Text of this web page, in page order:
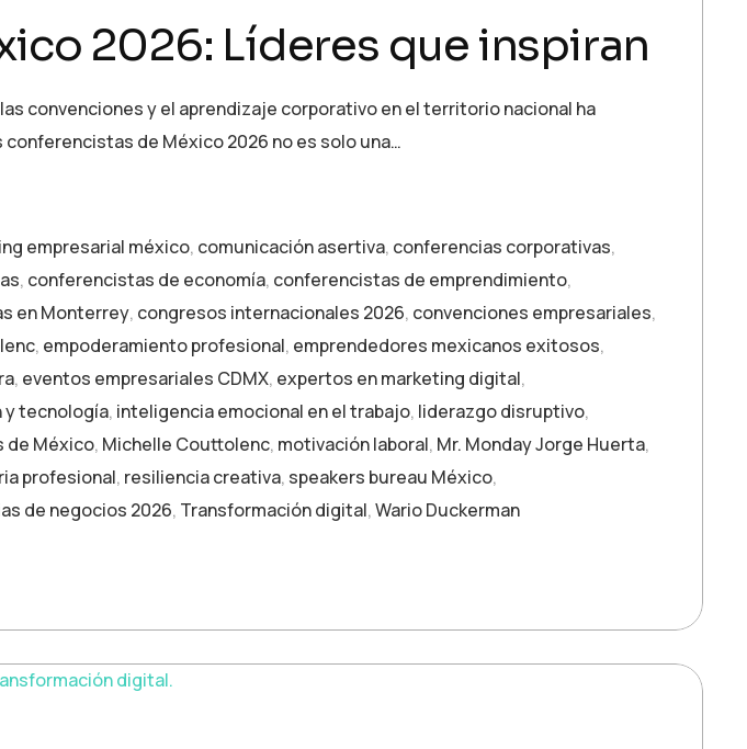
2026: Líderes que inspiran
convenciones y el aprendizaje corporativo en el territorio nacional ha
de México 2026 no es solo una…
empresarial méxico, comunicación asertiva, conferencias corporativas,
, conferencistas de economía, conferencistas de emprendimiento,
en Monterrey, congresos internacionales 2026, convenciones empresariales,
, empoderamiento profesional, emprendedores mexicanos exitosos,
, eventos empresariales CDMX, expertos en marketing digital,
y tecnología, inteligencia emocional en el trabajo, liderazgo disruptivo,
de México, Michelle Couttolenc, motivación laboral, Mr. Monday Jorge Huerta,
profesional, resiliencia creativa, speakers bureau México,
de negocios 2026, Transformación digital,Wario Duckerman